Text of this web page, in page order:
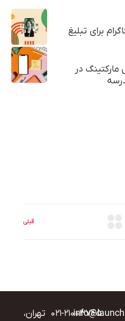
برای تبلیغ
در
قبلی
۰۲۱-۲۱۰۰۳۷۴۵ تهران،